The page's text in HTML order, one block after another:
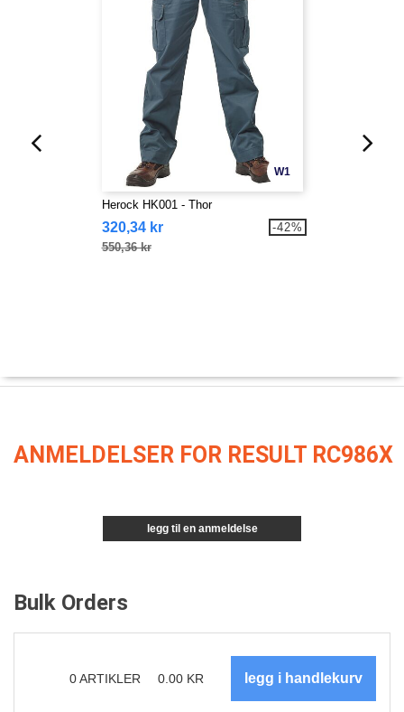
W1
Herock HK001 - Thor
320,34 kr
550,36 kr
-42%
ANMELDELSER FOR RESULT RC986X
legg til en anmeldelse
Bulk Orders
0ARTIKLER 0.00 KR